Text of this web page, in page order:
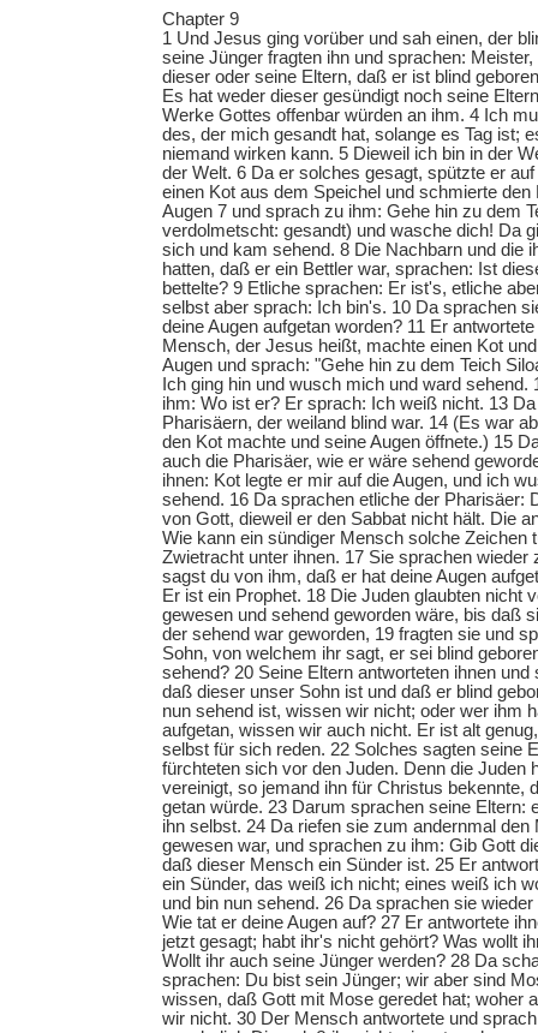
Chapter 9
1 Und Jesus ging vorüber und sah einen, der
seine Jünger fragten ihn und sprachen:
dieser oder seine Eltern, daß er ist blind
Es hat weder dieser gesündigt noch seine
Werke Gottes offenbar würden an ihm. 4 Ich
des, der mich gesandt hat, solange es Tag ist;
niemand wirken kann. 5 Dieweil ich bin in der
der Welt. 6 Da er solches gesagt, spützte er
einen Kot aus dem Speichel und schmierte den
Augen 7 und sprach zu ihm: Gehe hin zu dem
verdolmetscht: gesandt) und wasche dich! Da
sich und kam sehend. 8 Die Nachbarn und die
hatten, daß er ein Bettler war, sprachen: Ist
bettelte? 9 Etliche sprachen: Er ist's, etliche
selbst aber sprach: Ich bin's. 10 Da sprachen
deine Augen aufgetan worden? 11 Er
Mensch, der Jesus heißt, machte einen Kot
Augen und sprach: "Gehe hin zu dem Teich
Ich ging hin und wusch mich und ward sehend.
ihm: Wo ist er? Er sprach: Ich weiß nicht. 13
Pharisäern, der weiland blind war. 14 (Es war
den Kot machte und seine Augen öffnete.) 15
auch die Pharisäer, wie er wäre sehend
ihnen: Kot legte er mir auf die Augen, und ich
sehend. 16 Da sprachen etliche der Pharisäer:
von Gott, dieweil er den Sabbat nicht hält. Die
Wie kann ein sündiger Mensch solche Zeichen
Zwietracht unter ihnen. 17 Sie sprachen wieder
sagst du von ihm, daß er hat deine Augen
Er ist ein Prophet. 18 Die Juden glaubten nicht
gewesen und sehend geworden wäre, bis daß
der sehend war geworden, 19 fragten sie und
Sohn, von welchem ihr sagt, er sei blind
sehend? 20 Seine Eltern antworteten ihnen
daß dieser unser Sohn ist und daß er blind
nun sehend ist, wissen wir nicht; oder wer ihm
aufgetan, wissen wir auch nicht. Er ist alt
selbst für sich reden. 22 Solches sagten seine
fürchteten sich vor den Juden. Denn die Juden
vereinigt, so jemand ihn für Christus bekennte,
getan würde. 23 Darum sprachen seine Eltern:
ihn selbst. 24 Da riefen sie zum andernmal den
gewesen war, und sprachen zu ihm: Gib Gott
daß dieser Mensch ein Sünder ist. 25 Er
ein Sünder, das weiß ich nicht; eines weiß ich
und bin nun sehend. 26 Da sprachen sie
Wie tat er deine Augen auf? 27 Er antwortete
jetzt gesagt; habt ihr's nicht gehört? Was wollt
Wollt ihr auch seine Jünger werden? 28 Da
sprachen: Du bist sein Jünger; wir aber sind
wissen, daß Gott mit Mose geredet hat; woher
wir nicht. 30 Der Mensch antwortete und